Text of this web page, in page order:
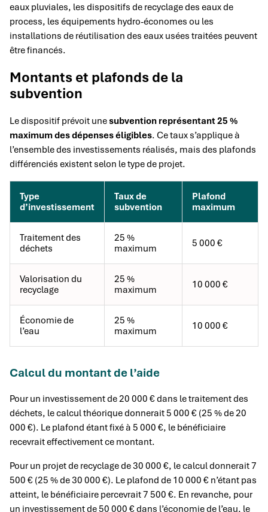
eaux pluviales, les dispositifs de recyclage des eaux de
process, les équipements hydro-économes ou les
installations de réutilisation des eaux usées traitées peuvent
être financés.
Montants et plafonds de la
subvention
Le dispositif prévoit unesubvention représentant 25 %
maximum des dépenses éligibles. Ce taux s’applique à
l’ensemble des investissements réalisés, mais des plafonds
différenciés existent selon le type de projet.
Type
d’investissement
Taux de
subvention
Plafond
maximum
Traitement des
déchets
25 %
maximum
5 000 €
Valorisation du
recyclage
25 %
maximum
10 000 €
Économie de
l’eau
25 %
maximum
10 000 €
Calcul du montant de l’aide
Pour un investissement de 20 000 € dans le traitement des
déchets, le calcul théorique donnerait 5 000 € (25 % de 20
000 €). Le plafond étant fixé à 5 000 €, le bénéficiaire
recevrait effectivement ce montant.
Pour un projet de recyclage de 30 000 €, le calcul donnerait 7
500 € (25 % de 30 000 €). Le plafond de 10 000 € n’étant pas
atteint, le bénéficiaire percevrait 7 500 €. En revanche, pour
un investissement de 50 000 € dans l’économie de l’eau, le